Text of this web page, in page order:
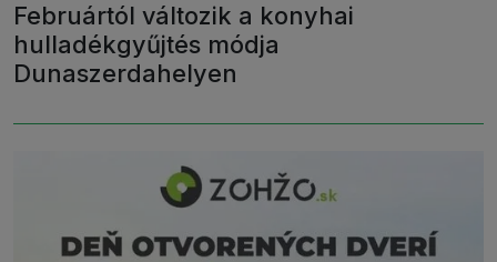
Februártól változik a konyhai
hulladékgyűjtés módja
Dunaszerdahelyen